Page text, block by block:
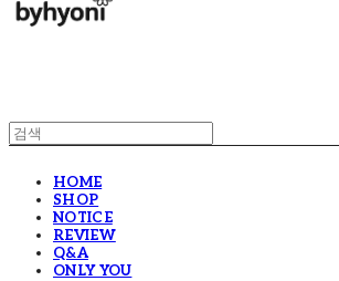
HOME
SHOP
NOTICE
REVIEW
Q&A
ONLY YOU